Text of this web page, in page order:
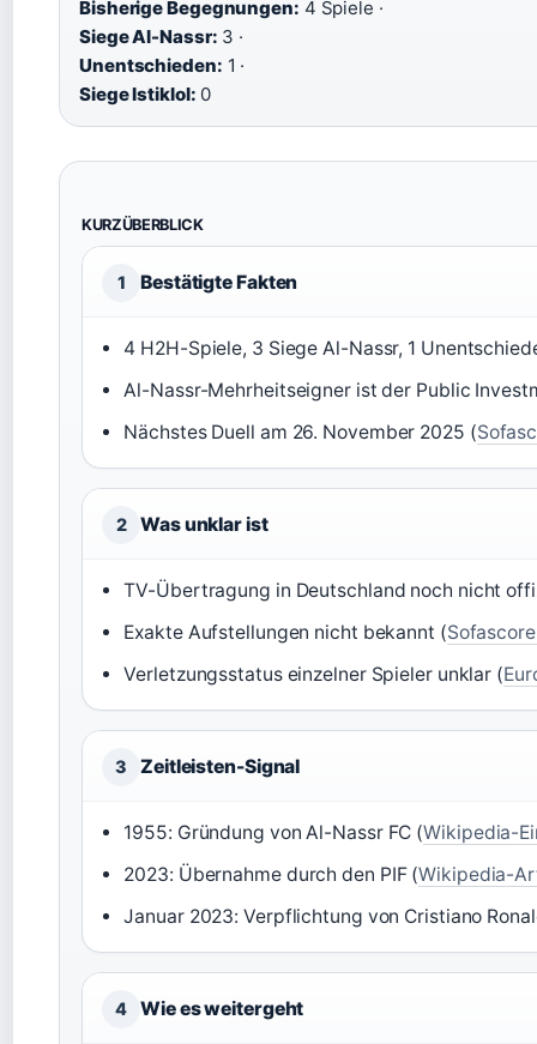
Bisherige Begegnungen: 4 Spiele ·
Siege Al-Nassr: 3 ·
Unentschieden: 1 ·
Siege Istiklol: 0
KURZÜBERBLICK
1 Bestätigte Fakten
4 H2H-Spiele, 3 Siege Al-Nassr, 1
Al-Nassr-Mehrheitseigner ist der Public
Nächstes Duell am 26. November 2025 (
2 Was unklar ist
TV-Übertragung in Deutschland noch nicht
Exakte Aufstellungen nicht bekannt (
Verletzungsstatus einzelner Spieler unklar (
3 Zeitleisten-Signal
1955: Gründung von Al-Nassr FC (Wikipedia-
2023: Übernahme durch den PIF (Wikipedia-
Januar 2023: Verpflichtung von Cristiano
4 Wie es weitergeht